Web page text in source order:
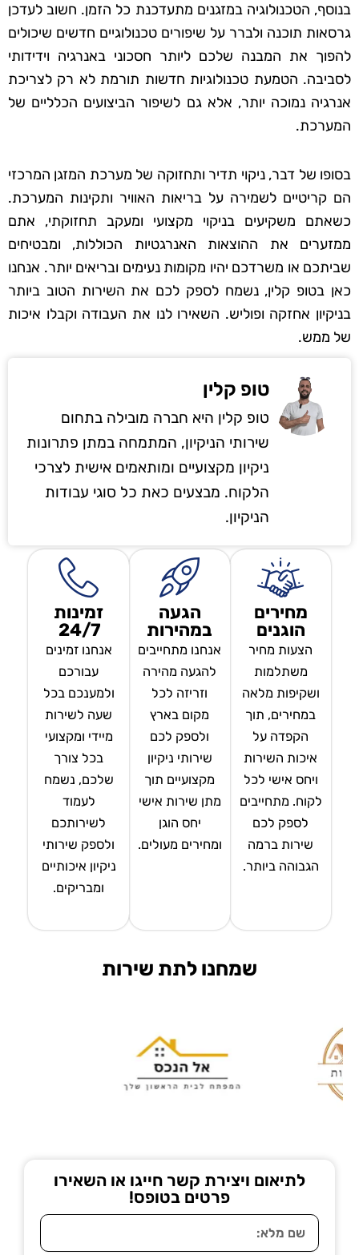
בנוסף, הטכנולוגיה במזגנים מתעדכנת כל הזמן. חשוב לעדכן
גרסאות תוכנה ולברר על שיפורים טכנולוגיים חדשים שיכולים
להפוך את המבנה שלכם ליותר חסכוני באנרגיה וידידותי
לסביבה. הטמעת טכנולוגיות חדשות תורמת לא רק לצריכת
אנרגיה נמוכה יותר, אלא גם לשיפור הביצועים הכלליים של
המערכת.
בסופו של דבר, ניקוי תדיר ותחזוקה של מערכת המזגן המרכזי
הם קריטיים לשמירה על בריאות האוויר ותקינות המערכת.
כשאתם משקיעים בניקוי מקצועי ומעקב תחזוקתי, אתם
ממזערים את ההוצאות האנרגטיות הכוללות, ומבטיחים
שביתכם או משרדכם יהיו מקומות נעימים ובריאים יותר. אנחנו
כאן בטופ קלין, נשמח לספק לכם את השירות הטוב ביותר
בניקיון אחזקה ופוליש. השאירו לנו את העבודה וקבלו איכות
של ממש.
טופ קלין
טופ קלין היא חברה מובילה בתחום
שירותי הניקיון, המתמחה במתן פתרונות
ניקיון מקצועיים ומותאמים אישית לצרכי
הלקוח. מבצעים כאת כל סוגי עבודות
הניקיון.
מחירים
הוגנים
הצעות מחיר
משתלמות
ושקיפות מלאה
במחירים, תוך
הקפדה על
איכות השירות
ויחס אישי לכל
לקוח. מתחייבים
לספק לכם
שירות ברמה
הגבוהה ביותר.
הגעה
במהירות
אנחנו מתחייבים
להגעה מהירה
וזריזה לכל
מקום בארץ
ולספק לכם
שירותי ניקיון
מקצועיים תוך
מתן שירות אישי
יחס הוגן
ומחירים מעולים.
זמינות
24/7
אנחנו זמינים
עבורכם
ולמענכם בכל
שעה לשירות
מיידי ומקצועי
בכל צורך
שלכם, נשמח
לעמוד
לשירותכם
ולספק שירותי
ניקיון איכותיים
ומבריקים.
שמחנו לתת שירות
לתיאום ויצירת קשר חייגו או השאירו
פרטים בטופס!